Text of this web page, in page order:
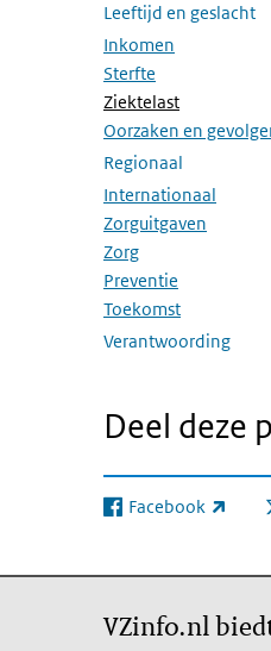
Leeftijd en geslacht
Submenu openen
Inkomen
Sterfte
Ziektelast(Actieve
Oorzaken en
Regionaal
Submenu openen
Internationaal
Zorguitgaven
Zorg
Preventie
Toekomst
Verantwoording
Deel deze
Facebook
(externe link)
VZinfo.nl